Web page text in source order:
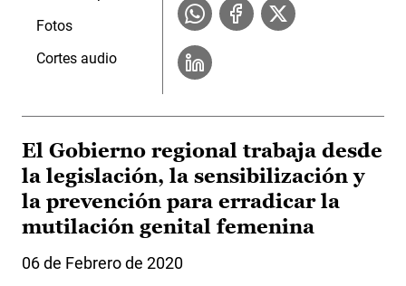
Fotos
Cortes audio
El Gobierno regional trabaja desde
la legislación, la sensibilización y
la prevención para erradicar la
mutilación genital femenina
06 de Febrero de 2020